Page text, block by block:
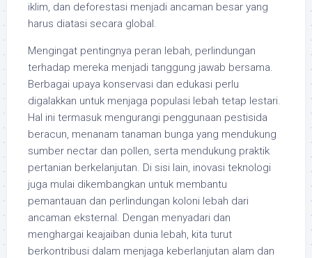
iklim, dan deforestasi menjadi ancaman besar yang
harus diatasi secara global.
Mengingat pentingnya peran lebah, perlindungan
terhadap mereka menjadi tanggung jawab bersama.
Berbagai upaya konservasi dan edukasi perlu
digalakkan untuk menjaga populasi lebah tetap lestari.
Hal ini termasuk mengurangi penggunaan pestisida
beracun, menanam tanaman bunga yang mendukung
sumber nectar dan pollen, serta mendukung praktik
pertanian berkelanjutan. Di sisi lain, inovasi teknologi
juga mulai dikembangkan untuk membantu
pemantauan dan perlindungan koloni lebah dari
ancaman eksternal. Dengan menyadari dan
menghargai keajaiban dunia lebah, kita turut
berkontribusi dalam menjaga keberlanjutan alam dan